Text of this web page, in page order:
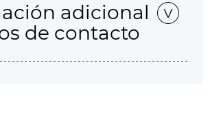
adicional
de contacto